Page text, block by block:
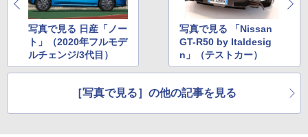
写真で見る 日産「ノー
ト」（2020年フルモデ
ルチェンジ/3代目）
写真で見る 「Nissan
GT-R50 by Italdesig
n」（テストカー）
［写真で見る］の他の記事を見る